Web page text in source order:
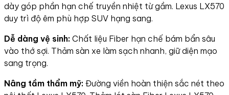
dày góp phần hạn chế truyền nhiệt từ gầm. Lexus LX570
duy trì độ êm phù hợp SUV hạng sang.
Dễ dàng vệ sinh: Chất liệu Fiber hạn chế bám bẩn sâu
vào thớ sợi. Thảm sàn xe làm sạch nhanh, giữ diện mạo
sang trọng.
Nâng tầm thẩm mỹ: Đường viền hoàn thiện sắc nét theo